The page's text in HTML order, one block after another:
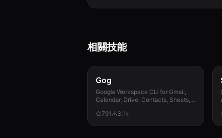
相關技能
Gog
Google Workspace CLI for Gmail,
Calendar, Drive, Contacts, Sheets,
791
3.1k